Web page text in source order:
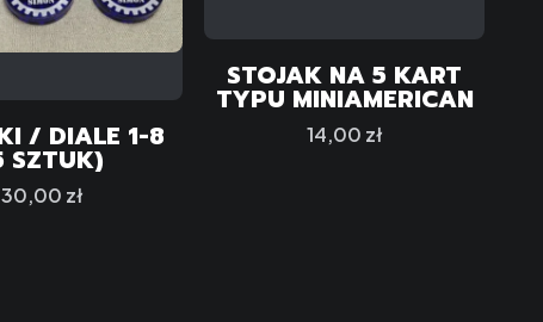
/ DIALE 1-8
SZTUK)
Cena
30,00 zł
STOJAK NA 5 KART
TYPU MINIAMERICAN
Cena
14,00 zł